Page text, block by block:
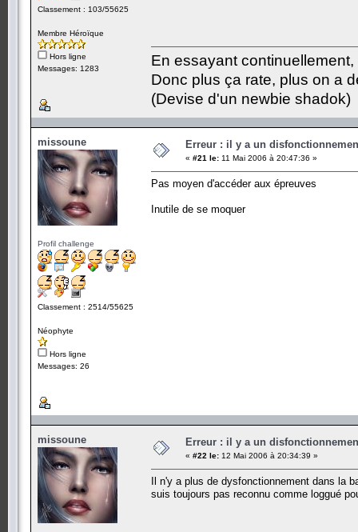
Classement : 103/55625
Membre Héroïque
Hors ligne
Messages: 1283
En essayant
Donc plus ça rate, plus on a
(Devise d'un newbie shadok)
missoune
Profil challenge
Classement : 2514/55625
Néophyte
Hors ligne
Messages: 26
Erreur : il y a un
« #21 le: 11 Mai 2006 à 20:47:36 »
Pas moyen d'accéder aux épreuves
Inutile de se moquer
missoune Erreur : il y a un
« #22 le: 12 Mai 2006 à 20:34:39 »
Il n'y a plus de dysfonctionnement dans la
suis toujours pas reconnu comme loggué